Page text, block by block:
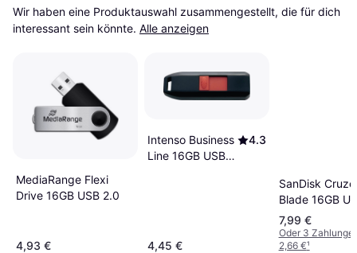
Wir haben eine Produktauswahl zusammengestellt, die für dich
interessant sein könnte. Alle anzeigen
MediaRange Flexi
Drive 16GB USB 2.0
4,93 €
Intenso Business
Line 16GB USB
4.3
4,45 €
SanDisk
Blade 16GB
2.0
7,99 €
Oder 3
2,66 €¹